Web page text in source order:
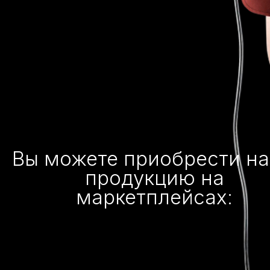
Вы можете приобрести
продукцию на
маркетплейсах: